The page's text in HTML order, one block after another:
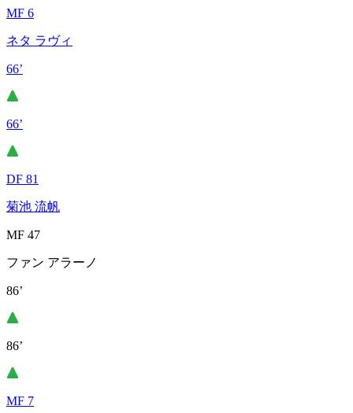
MF 6
ネタ ラヴィ
66’
66’
DF 81
菊池 流帆
MF 47
ファン アラーノ
86’
86’
MF 7